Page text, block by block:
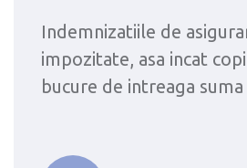
Indemnizatiile de
impozitate, asa incat
bucure de intreaga